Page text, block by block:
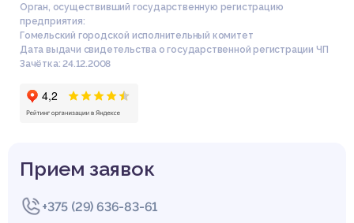
Орган, осуществивший государственную регистрацию
предприятия:
Гомельский городской исполнительный комитет
Дата выдачи свидетельства о государственной регистрации ЧП
Зачётка: 24.12.2008
Прием заявок
+375 (29) 636-83-61